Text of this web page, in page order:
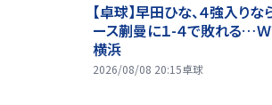
【卓球】早田ひな、４強入り
ース蒯曼に１-４で敗れる…Ｗ
横浜
2026/08/08 20:15卓球